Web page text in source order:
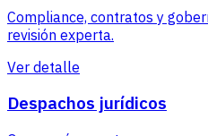
Compliance, contratos y
revisión experta.
Ver detalle
Despachos jurídicos